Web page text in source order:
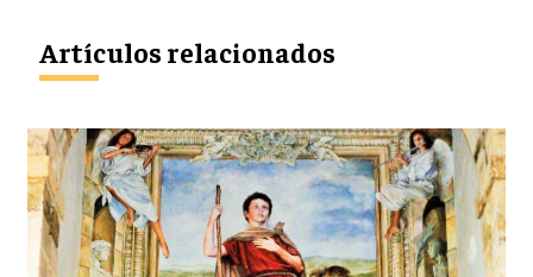
Artículos relacionados